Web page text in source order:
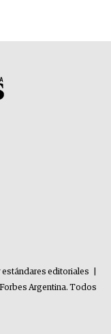
estándares editoriales
Argentina. Todos